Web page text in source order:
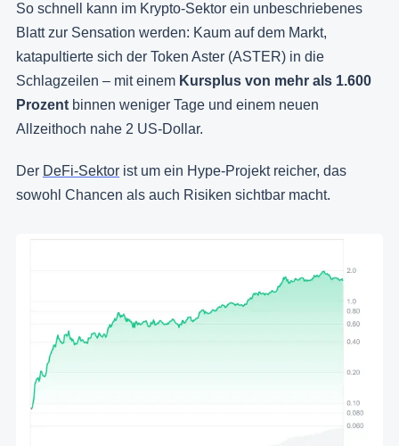
So schnell kann im Krypto-Sektor ein unbeschriebenes
Blatt zur Sensation werden: Kaum auf dem Markt,
katapultierte sich der Token Aster (ASTER) in die
Schlagzeilen – mit einem Kursplus von mehr als 1.600
Prozent binnen weniger Tage und einem neuen
Allzeithoch nahe 2 US-Dollar.
Der DeFi-Sektor ist um ein Hype-Projekt reicher, das
sowohl Chancen als auch Risiken sichtbar macht.